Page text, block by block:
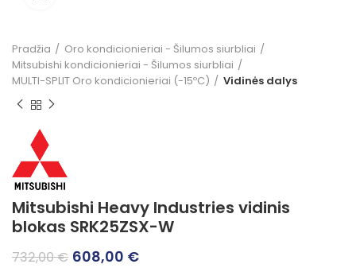
Pradžia
Oro kondicionieriai - Šilumos siurbliai
Mitsubishi kondicionieriai - Šilumos siurbliai
MULTI-SPLIT Oro kondicionieriai (-15ºC)
Vidinės dalys
Mitsubishi Heavy Industries vidinis
blokas SRK25ZSX-W
732,00€ Original
608,00 €Current